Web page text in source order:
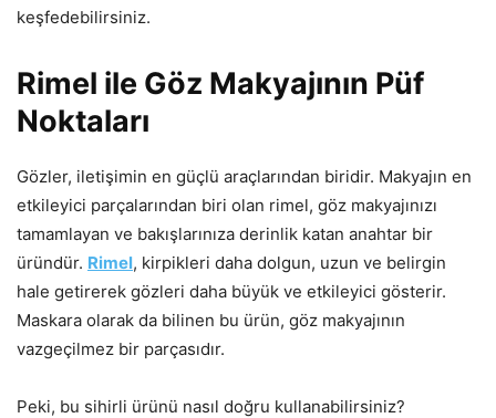
keşfedebilirsiniz.
Rimel ile Göz Makyajının Püf
Noktaları
Gözler, iletişimin en güçlü araçlarından biridir. Makyajın en
etkileyici parçalarından biri olan rimel, göz makyajınızı
tamamlayan ve bakışlarınıza derinlik katan anahtar bir
üründür. Rimel, kirpikleri daha dolgun, uzun ve belirgin
hale getirerek gözleri daha büyük ve etkileyici gösterir.
Maskara olarak da bilinen bu ürün, göz makyajının
vazgeçilmez bir parçasıdır.
Peki, bu sihirli ürünü nasıl doğru kullanabilirsiniz?